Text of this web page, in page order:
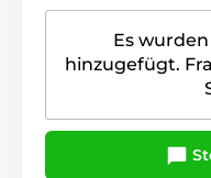
Es
hinzugefügt.